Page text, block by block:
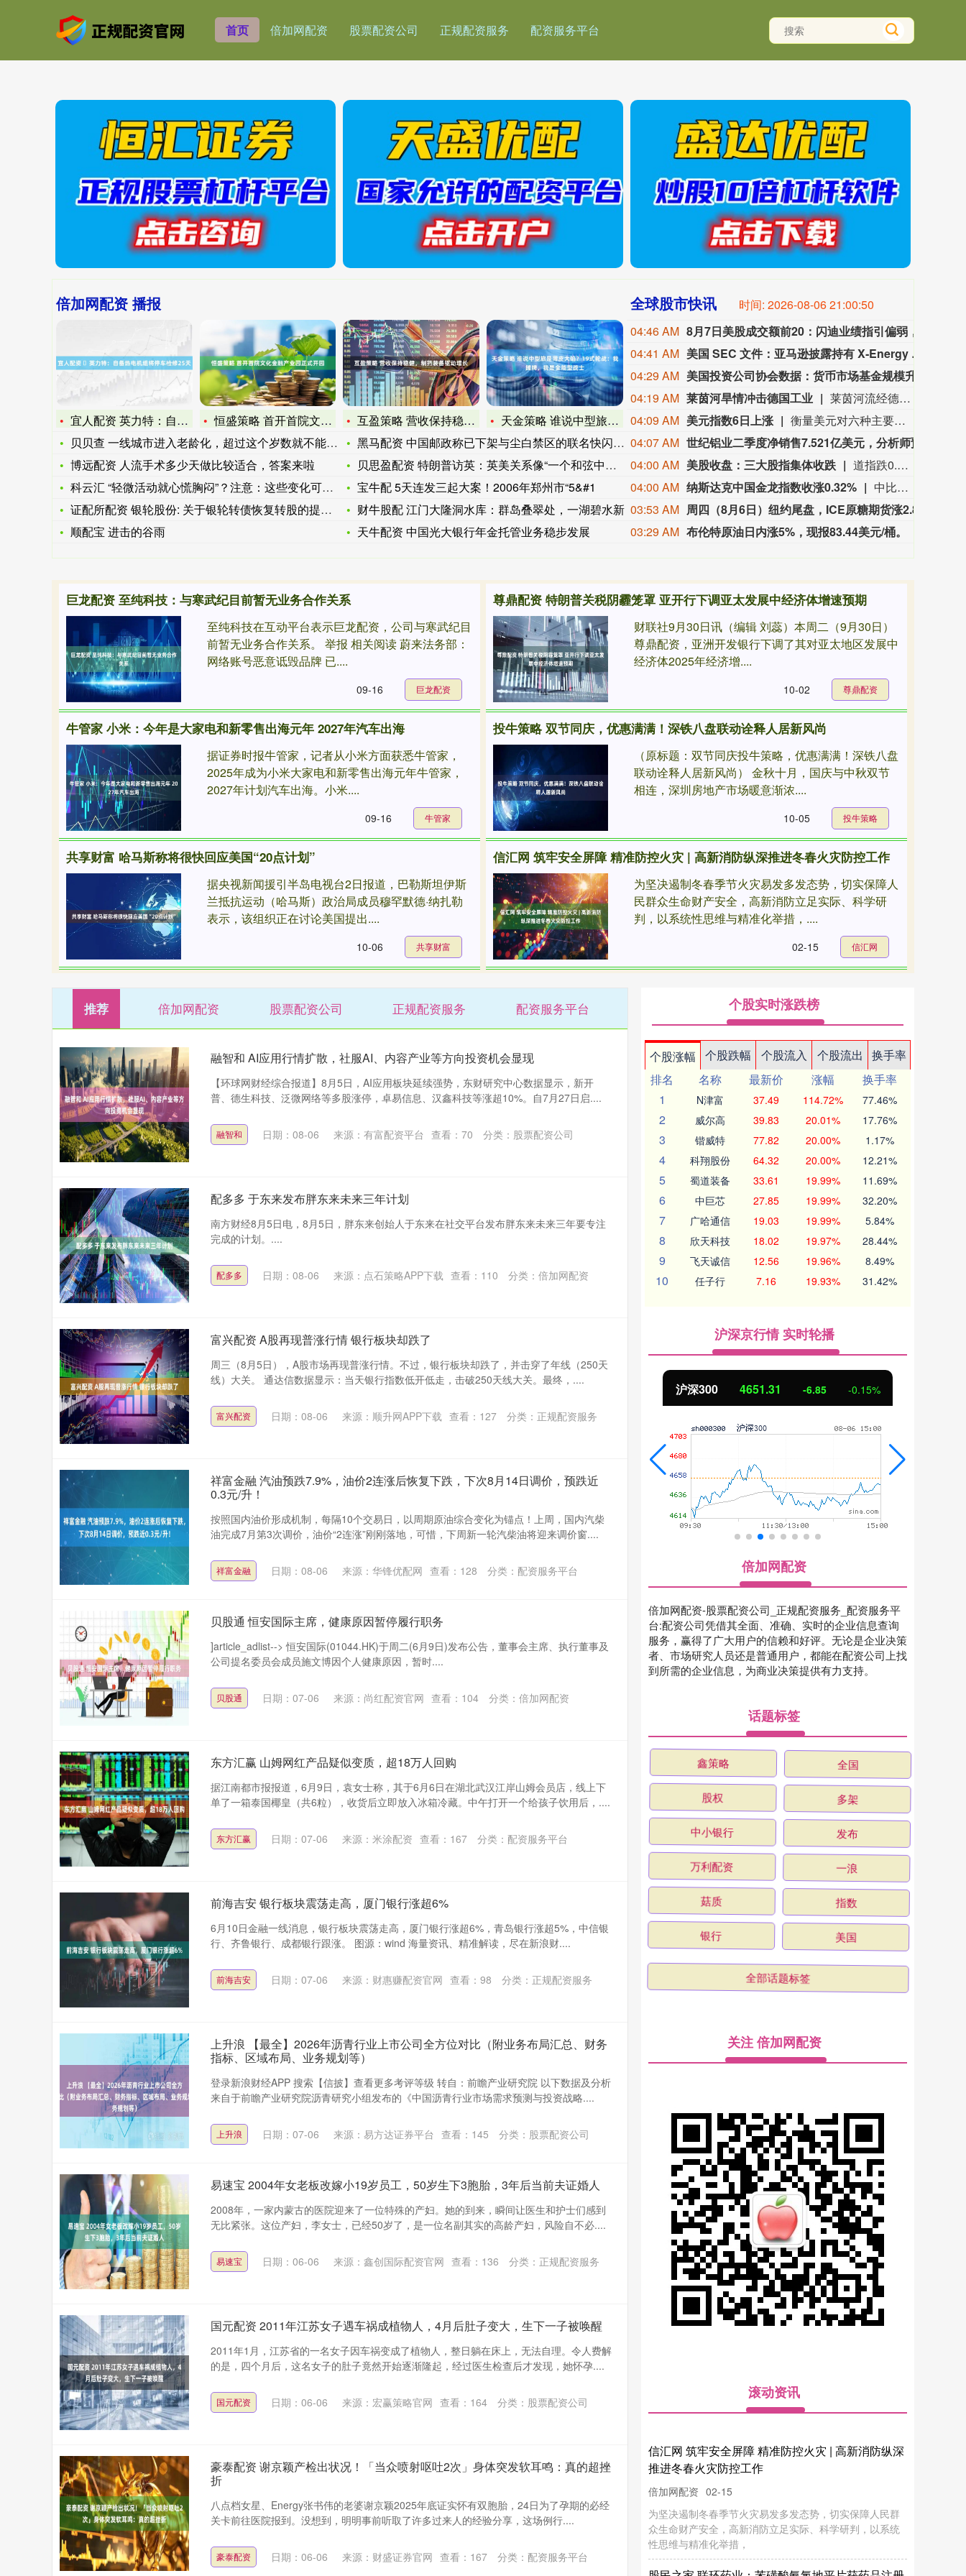
首页 倍加网配资 股票配资公司 正规配资服务 配资服务平台
倍加网配资 播报
宜人配资 ​英力特：自备热电机组将停车检修25天
恒盛策略 首开首院文化金融产业园正式开园
贝贝查 一线城市进入老龄化，超过这个岁数就不能生了？_生育_
博远配资 人流手术多少天做比较适合，答案来啦
科云汇 “轻微活动就心慌胸闷”？注意：这些变化可能提示冠心病
证配所配资 银轮股份: 关于银轮转债恢复转股的提示性公告
顺配宝 进击的谷雨
互盈策略 营收保持稳健，制药装备驱动增长
天金策略 谁说中型旅是薄皮大馅？19式轮战：我摊牌，我是全能
黑马配资 中国邮政称已下架与尘白禁区的联名快闪！否认印上录取
贝思盈配资 特朗普访英：英美关系像“一个和弦中的两个音符”
宝牛配 5天连发三起大案！2006年郑州市“5&#1
财牛股配 江门大隆洞水库：群岛叠翠处，一湖碧水新
天牛配资 中国光大银行年金托管业务稳步发展
全球股市快讯 时间: 2026-08-06 21:00:51
04:46 AM
04:41 AM
美国 SEC 文件：亚马逊披露持有 X‑Energy 公司 6580 万股 A 类股份。
04:29 AM
04:19 AM 莱茵河旱情冲击德国工业
莱茵河流经德国工业核心地带，承载着德国约80%的内河航运量。受高温干旱影响，近期莱茵河水位持续走低。德国联邦水路与航运管理局数据显示，6日，莱茵河咽喉要道——考布河段通航水深已打破2018年创下的历史最低纪录。同一天，德国交通部长斯特芬·比尔格召集企业高管、航运公司及港口负责人磋商对策。他表示，短期将研究保障运输的方案，长期则包括疏浚航道、改善航运条件等。德国商业银行等机构也警告，若水位继续下降，德国内河航运成本可能继续升高，供应链中断和工业减产风险将进一步上升。（央视新闻）
04:09 AM 美元指数6日上涨
衡量美元对六种主要货币的美元指数当天上涨0.25%，在汇市尾市收于99.930。截至纽约汇市尾市，1欧元兑换1.1524美元，低于前一交易日的1.1553美元；1英镑兑换1.3457美元，低于前一交易日的1.3469美元。1美元兑换158.33日元，高于前一交易日的157.67日元；1美元兑换0.8122瑞士法郎，高于前一交易日的0.8069瑞士法郎；1美元兑换1.4014加元，高于前一交易日的1.4008加元；1美元兑换9.5068瑞典克朗，高于前一交易日的9.4832瑞典克朗。
04:07 AM
04:00 AM 美股收盘：三大股指集体收跌
道指跌0.85%，标普500指数跌0.18%，纳指跌0.04%。APP AppLovin跌19.66%，Datadog跌19.03%，Epam Systems跌15.33%，Axon Enterprise跌14.28%。“七姐妹”方面：微软涨2.51%，苹果涨0.49%，Meta Platforms涨0.15%，亚马逊跌0.13%，英伟达跌0.23%，特斯拉跌0.63%，谷歌跌0.91%。
04:00 AM 纳斯达克中国金龙指数收涨0.32%
中比能源涨21.17%，海天网络涨16.90%，再鼎医药涨13.47%，诺亚财富涨4.84%，中汽系统涨4.37%。
03:53 AM
03:29 AM 布伦特原油日内涨5%，现报83.44美元/桶。
巨龙配资 至纯科技：与寒武纪目前暂无业务合作关系
至纯科技在互动平台表示巨龙配资，公司与寒武纪目
前暂无业务合作关系。 举报 相关阅读 蔚来法务部：
网络账号恶意诋毁品牌 已....
巨龙配资
09-16
尊鼎配资 特朗普关税阴霾笼罩 亚开行下调亚太发展中经济体增速预期
财联社9月30日讯（编辑 刘蕊）本周二（9月30日）
尊鼎配资，亚洲开发银行下调了其对亚太地区发展中
经济体2025年经济增....
尊鼎配资
10-02
牛管家 小米：今年是大家电和新零售出海元年 2027年汽车出海
据证券时报牛管家，记者从小米方面获悉牛管家，
2025年成为小米大家电和新零售出海元年牛管家，
2027年计划汽车出海。小米....
牛管家
09-16
投牛策略 双节同庆，优惠满满！深铁八盘联动诠释人居新风尚
（原标题：双节同庆投牛策略，优惠满满！深铁八盘
联动诠释人居新风尚） 金秋十月，国庆与中秋双节
相连，深圳房地产市场暖意渐浓....
投牛策略
10-05
共享财富 哈马斯称将很快回应美国“20点计划”
据央视新闻援引半岛电视台2日报道，巴勒斯坦伊斯
兰抵抗运动（哈马斯）政治局成员穆罕默德·纳扎勒
表示，该组织正在讨论美国提出....
共享财富
10-06
信汇网 筑牢安全屏障 精准防控火灾 | 高新消防纵深推进冬春火灾防控工作
为坚决遏制冬春季节火灾易发多发态势，切实保障人
民群众生命财产安全，高新消防立足实际、科学研
判，以系统性思维与精准化举措，....
信汇网
02-15
推荐 倍加网配资 股票配资公司 正规配资服务 配资服务平台
融智和 AI应用行情扩散，社服AI、内容产业等方向投资机会显现
【环球网财经综合报道】8月5日，AI应用板块延续强势，东财研究中心数据显示，新开
普、德生科技、泛微网络等多股涨停，卓易信息、汉鑫科技等涨超10%。自7月27日启....
融智和 日期：08-06 来源：有富配资平台 查看： 70 分类： 股票配资公司
配多多 于东来发布胖东来未来三年计划
南方财经8月5日电，8月5日，胖东来创始人于东来在社交平台发布胖东来未来三年要专注
完成的计划。....
配多多 日期：08-06 来源：点石策略APP下载 查看： 110 分类： 倍加网配资
富兴配资 A股再现普涨行情 银行板块却跌了
周三（8月5日），A股市场再现普涨行情。不过，银行板块却跌了，并击穿了年线（250天
线）大关。 通达信数据显示：当天银行指数低开低走，击破250天线大关。最终，....
富兴配资 日期：08-06 来源：顺升网APP下载 查看： 127 分类： 正规配资服务
祥富金融 汽油预跌7.9%，油价2连涨后恢复下跌，下次8月14日调价，预跌近
0.3元/升！
按照国内油价形成机制，每隔10个交易日，以周期原油综合变化为锚点！上周，国内汽柴
油完成7月第3次调价，油价“2连涨”刚刚落地，可惜，下周新一轮汽柴油将迎来调价窗....
祥富金融 日期：08-06 来源：华锋优配网 查看： 128 分类： 配资服务平台
贝股通 恒安国际主席，健康原因暂停履行职务
]article_adlist--> 恒安国际(01044.HK)于周二(6月9日)发布公告，董事会主席、执行董事及
公司提名委员会成员施文博因个人健康原因，暂时....
贝股通 日期：07-06 来源：尚红配资官网 查看： 104 分类： 倍加网配资
东方汇赢 山姆网红产品疑似变质，超18万人回购
据江南都市报报道，6月9日，袁女士称，其于6月6日在湖北武汉江岸山姆会员店，线上下
单了一箱泰国椰皇（共6粒），收货后立即放入冰箱冷藏。中午打开一个给孩子饮用后，....
东方汇赢 日期：07-06 来源：米涂配资 查看： 167 分类： 配资服务平台
前海吉安 银行板块震荡走高，厦门银行涨超6%
6月10日金融一线消息，银行板块震荡走高，厦门银行涨超6%，青岛银行涨超5%，中信银
行、齐鲁银行、成都银行跟涨。 图源：wind 海量资讯、精准解读，尽在新浪财....
前海吉安 日期：07-06 来源：财惠赚配资官网 查看： 98 分类： 正规配资服务
上升浪 【最全】2026年沥青行业上市公司全方位对比（附业务布局汇总、财务
指标、区域布局、业务规划等）
登录新浪财经APP 搜索【信披】查看更多考评等级 转自：前瞻产业研究院 以下数据及分析
来自于前瞻产业研究院沥青研究小组发布的《中国沥青行业市场需求预测与投资战略....
上升浪 日期：07-06 来源：易方达证券平台 查看： 145 分类： 股票配资公司
易速宝 2004年女老板改嫁小19岁员工，50岁生下3胞胎，3年后当前夫证婚人
2008年，一家内蒙古的医院迎来了一位特殊的产妇。她的到来，瞬间让医生和护士们感到
无比紧张。这位产妇，李女士，已经50岁了，是一位名副其实的高龄产妇，风险自不必....
易速宝 日期：06-06 来源：鑫创国际配资官网 查看： 136 分类： 正规配资服务
国元配资 2011年江苏女子遇车祸成植物人，4月后肚子变大，生下一子被唤醒
2011年1月，江苏省的一名女子因车祸变成了植物人，整日躺在床上，无法自理。令人费解
的是，四个月后，这名女子的肚子竟然开始逐渐隆起，经过医生检查后才发现，她怀孕....
国元配资 日期：06-06 来源：宏赢策略官网 查看： 164 分类： 股票配资公司
豪泰配资 谢京颖产检出状况！「当众喷射呕吐2次」身体突发软耳鸣：真的超挫
折
八点档女星、Energy张书伟的老婆谢京颖2025年底证实怀有双胞胎，24日为了孕期的必经
关卡前往医院报到。没想到，明明事前听取了许多过来人的经验分享，这场例行....
豪泰配资 日期：06-06 来源：财盛证券官网 查看： 167 分类： 配资服务平台
个股实时涨跌榜
个股涨幅 个股跌幅 个股流入 个股流出
换手率
排名
名称 最新价 涨幅
换手率
1
N津富 37.49 114.72% 77.46%
2 威尔高 39.83 20.01% 17.76%
3 锴威特 77.82 20.00% 1.17%
4 科翔股份 64.32 20.00% 12.21%
5 蜀道装备 33.61 19.99% 11.69%
6 中巨芯 27.85 19.99% 32.20%
7 广哈通信 19.03 19.99% 5.84%
8 欣天科技 18.02 19.97% 28.44%
9 飞天诚信 12.56 19.96% 8.49%
10 任子行 7.16 19.93% 31.42%
沪深京行情 实时轮播
深证成指 14110.12 -34.08 -0.24% 沪深300 4651.31 -6.85 北证50 1122.88 3.42 0.30%
倍加网配资
倍加网配资-股票配资公司_正规配资服务_配资服务平
台:配资公司凭借其全面、准确、实时的企业信息查询
服务，赢得了广大用户的信赖和好评。无论是企业决策
者、市场研究人员还是普通用户，都能在配资公司上找
到所需的企业信息，为商业决策提供有力支持。
话题标签
鑫策略 全国
股权 多架
中小银行 发布
万利配资 一浪
菇质 指数
银行 美国
全部话题标签
关注 倍加网配资
滚动资讯
信汇网 筑牢安全屏障 精准防控火灾 | 高新消防纵深
推进冬春火灾防控工作
倍加网配资 02-15
为坚决遏制冬春季节火灾易发多发态势，切实保障人民群
众生命财产安全，高新消防立足实际、科学研判，以系统
性思维与精准化举措，